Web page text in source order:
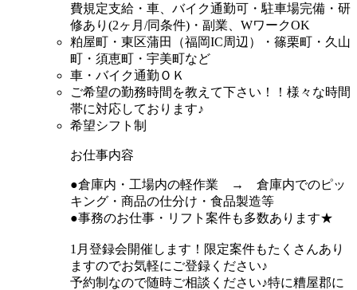
費規定支給・車、バイク通勤可・駐車場完備・研
修あり(2ヶ月/同条件)・副業、WワークOK
粕屋町・東区蒲田（福岡IC周辺）・篠栗町・久山
町・須恵町・宇美町など
車・バイク通勤ＯＫ
ご希望の勤務時間を教えて下さい！！様々な時間
帯に対応しております♪
希望シフト制
お仕事内容
●倉庫内・工場内の軽作業 → 倉庫内でのピッ
キング・商品の仕分け・食品製造等
●事務のお仕事・リフト案件も多数あります★
1月登録会開催します！限定案件もたくさんあり
ますのでお気軽にご登録ください♪
予約制なので随時ご相談ください♪特に糟屋郡に